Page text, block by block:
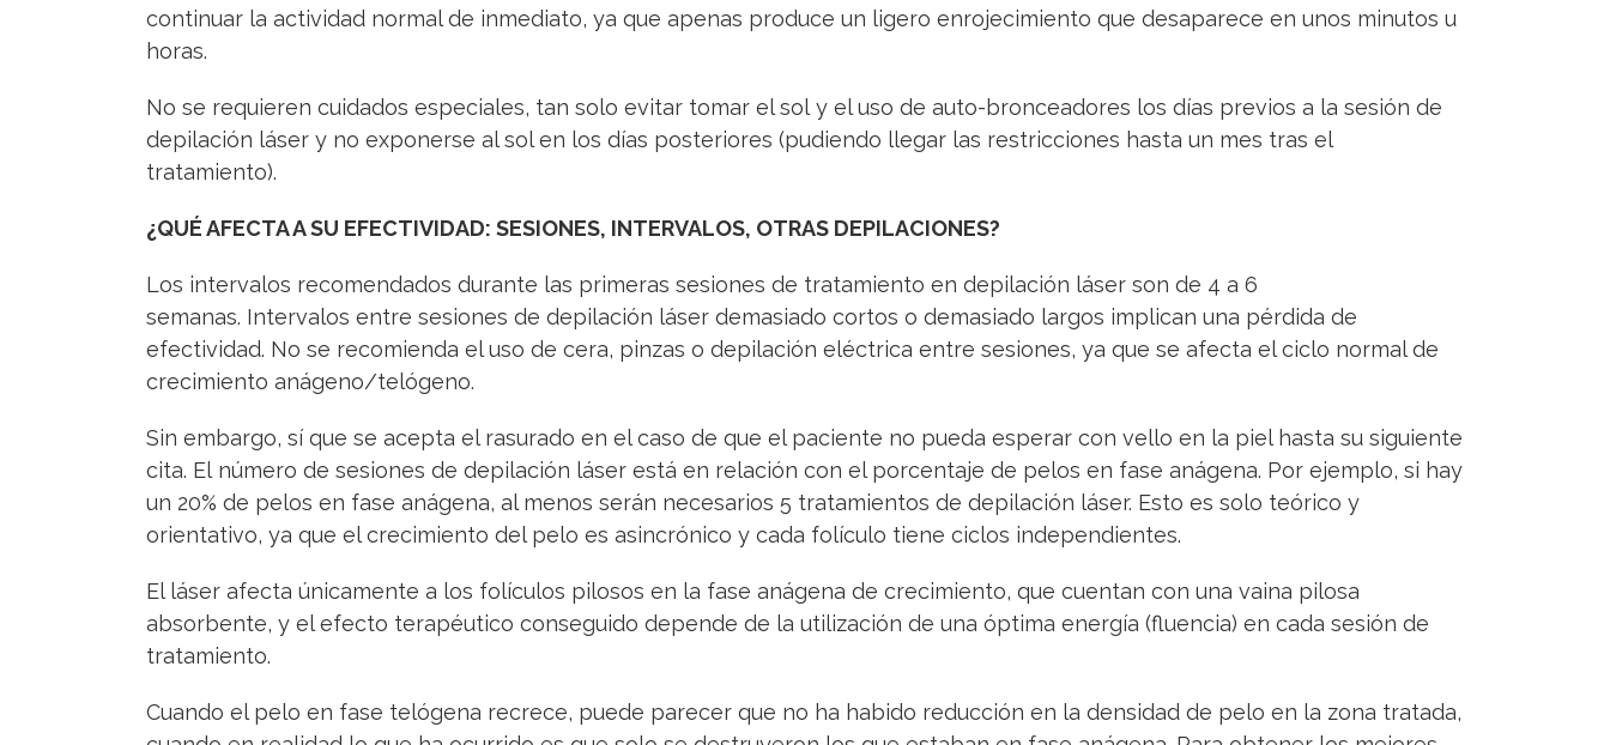
continuar la actividad normal de inmediato, ya que apenas produce un ligero enrojecimiento que desaparece en unos minutos u
horas.
No se requieren cuidados especiales, tan solo evitar tomar el sol y el uso de auto-bronceadores los días previos a la sesión de
depilación láser y no exponerse al sol en los días posteriores (pudiendo llegar las restricciones hasta un mes tras el
tratamiento).
¿QUÉ AFECTA A SU EFECTIVIDAD: SESIONES, INTERVALOS, OTRAS DEPILACIONES?
Los intervalos recomendados durante las primeras sesiones de tratamiento en depilación láser son de 4 a 6
semanas. Intervalos entre sesiones de depilación láser demasiado cortos o demasiado largos implican una pérdida de
efectividad. No se recomienda el uso de cera, pinzas o depilación eléctrica entre sesiones, ya que se afecta el ciclo normal de
crecimiento anágeno/telógeno.
Sin embargo, sí que se acepta el rasurado en el caso de que el paciente no pueda esperar con vello en la piel hasta su siguiente
cita. El número de sesiones de depilación láser está en relación con el porcentaje de pelos en fase anágena. Por ejemplo, si hay
un 20% de pelos en fase anágena, al menos serán necesarios 5 tratamientos de depilación láser. Esto es solo teórico y
orientativo, ya que el crecimiento del pelo es asincrónico y cada folículo tiene ciclos independientes.
El láser afecta únicamente a los folículos pilosos en la fase anágena de crecimiento, que cuentan con una vaina pilosa
absorbente, y el efecto terapéutico conseguido depende de la utilización de una óptima energía (fluencia) en cada sesión de
tratamiento.
Cuando el pelo en fase telógena recrece, puede parecer que no ha habido reducción en la densidad de pelo en la zona tratada,